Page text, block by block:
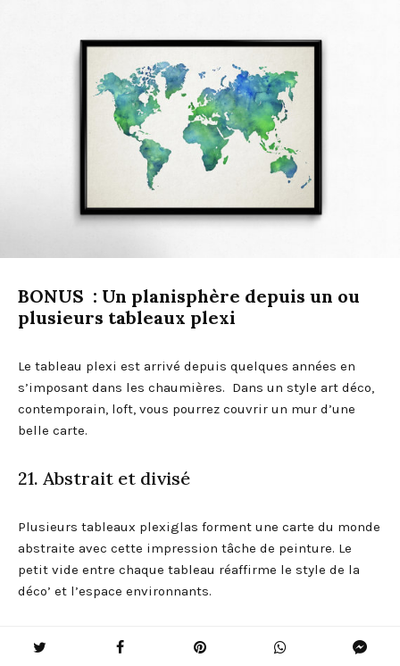
BONUS : Un planisphère depuis un ou
plusieurs tableaux plexi
Le tableau plexi est arrivé depuis quelques années en
s’imposant dans les chaumières. Dans un style art déco,
contemporain, loft, vous pourrez couvrir un mur d’une
belle carte.
21. Abstrait et divisé
Plusieurs tableaux plexiglas forment une carte du monde
abstraite avec cette impression tâche de peinture. Le
petit vide entre chaque tableau réaffirme le style de la
déco’ et l’espace environnants.